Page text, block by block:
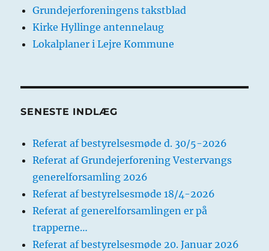
Grundejerforeningens takstblad
Kirke Hyllinge antennelaug
Lokalplaner i Lejre Kommune
SENESTE INDLÆG
Referat af bestyrelsesmøde d. 30/5-2026
Referat af Grundejerforening Vestervangs
generelforsamling 2026
Referat af bestyrelsesmøde 18/4-2026
Referat af generelforsamlingen er på
trapperne…
Referat af bestyrelsesmøde 20. Januar 2026